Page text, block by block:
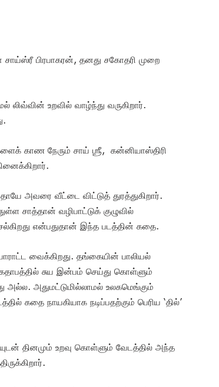
பிரபாகரன், தனது சகோதரி முறை
உறவில் வாழ்ந்து வருகிறார்.
காண நேரும் சாய் ஶ்ரீ, கன்னியாஸ்திரி
அவரை வீட்டை விட்டுத் துரத்துகிறார்.
சாத்தான் வழிபாட்டுக் குழுவில்
என்பதுதான் இந்த படத்தின் கதை.
பாராட்ட வைக்கிறது. தங்கையின் பாலியல்
சுய இன்பம் செய்து கொள்ளும்
அல்ல. அதுமட்டுமில்லாமல் உலகமெங்கும்
கதை நாயகியாக நடிப்பதற்கும் பெரிய ‘தில்’
தினமும் உறவு கொள்ளும் வேடத்தில் அந்த